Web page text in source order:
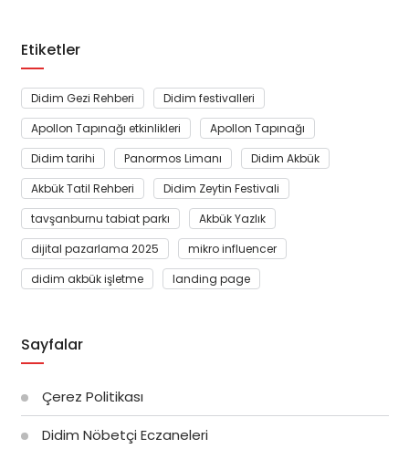
Etiketler
Didim Gezi Rehberi
Didim festivalleri
Apollon Tapınağı etkinlikleri
Apollon Tapınağı
Didim tarihi
Panormos Limanı
Didim Akbük
Akbük Tatil Rehberi
Didim Zeytin Festivali
tavşanburnu tabiat parkı
Akbük Yazlık
dijital pazarlama 2025
mikro influencer
didim akbük işletme
landing page
Sayfalar
Çerez Politikası
Didim Nöbetçi Eczaneleri